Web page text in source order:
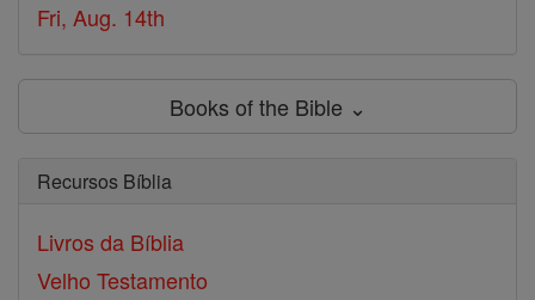
Fri, Aug. 14th
Books of the Bible ⌄
Recursos Bíblia
Livros da Bíblia
Velho Testamento